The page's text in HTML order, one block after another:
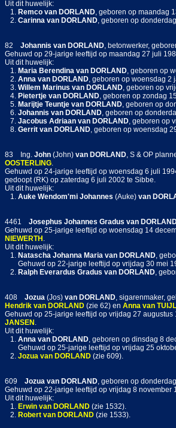
Uit dit huwelijk:
1. Remco van DORLAND, geboren op maandag
2. Carinna van DORLAND, geboren op
82 Johannis van DORLAND, betonwerker,
Gehuwd op 29-jarige leeftijd op maandag 27 juli
Uit dit huwelijk:
1. Maria Berendina van DORLAND, geboren op
2. Anna van DORLAND, geboren op woensdag 2
3. Willem Marinus van DORLAND, geboren op
4. Pietertje van DORLAND, geboren op zondag
5. Marijtje Teuntje van DORLAND, geboren op
6. Johannis van DORLAND, geboren op
7. Jacobus Adriaan van DORLAND, geboren op
8. Gerrit van DORLAND, geboren op woensdag
83 Ing. John (John) van DORLAND, S & OP
OOSTERLING.
Gehuwd op 24-jarige leeftijd op woensdag 6 juli
gedoopt (RK) op zaterdag 6 juli 2002 te Sibbe.
Uit dit huwelijk:
1. Auke Wendom'mi Johannes (Auke) van
4461 Josephus Johannes Gradus van
Gehuwd op 25-jarige leeftijd op woensdag 14
NIEWERTH .
Uit dit huwelijk:
1. Natascha Johanna Maria van DORLAND,
Gehuwd op 22-jarige leeftijd op vrijdag 30 mei
2. Ralph Everardus Gradus van DORLAND,
408 Jozua (Jos) van DORLAND, sigarenmaker,
Hendrik van DORLAND (zie 62) en Anna van TUIJL
Gehuwd op 25-jarige leeftijd op vrijdag 27
JANSEN .
Uit dit huwelijk:
1. Anna van DORLAND, geboren op dinsdag 8
Gehuwd op 25-jarige leeftijd op vrijdag 25
2. Jozua van DORLAND (zie 609).
609 Jozua van DORLAND, geboren op
Gehuwd op 22-jarige leeftijd op vrijdag 8 november
Uit dit huwelijk:
1. Erwin van DORLAND (zie 1532).
2. Robert van DORLAND (zie 1533).